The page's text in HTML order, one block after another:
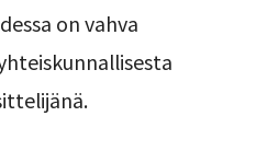
on vahva